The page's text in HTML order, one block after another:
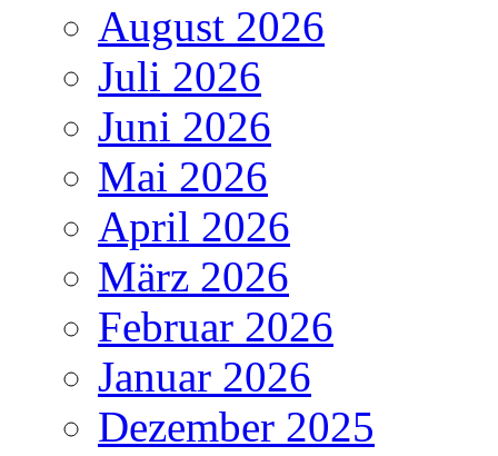
August 2026
Juli 2026
Juni 2026
Mai 2026
April 2026
März 2026
Februar 2026
Januar 2026
Dezember 2025